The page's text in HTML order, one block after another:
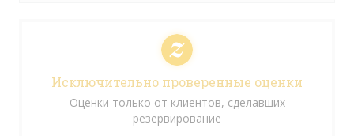
Исключительно проверенные оценки
Оценки только от клиентов, сделавших
резервирование